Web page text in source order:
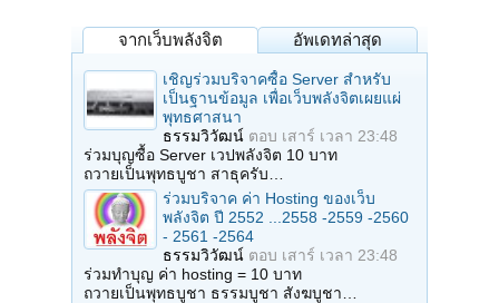
จากเว็บพลังจิต อัพเดทล่าสุด
เชิญร่วมบริจาคซื้อ Server สำหรับ
เป็นฐานข้อมูล เพื่อเว็บพลังจิตเผยแผ่
พุทธศาสนา
ธรรมวิวัฒน์ ตอบ เสาร์ เวลา 23:48
ร่วมบุญซื้อ Server เวปพลังจิต 10 บาท
ถวายเป็นพุทธบูชา สาธุครับ…
ร่วมบริจาค ค่า Hosting ของเว็บ
พลังจิต ปี 2552 ...2558 -2559 -2560
- 2561 -2564
ธรรมวิวัฒน์ ตอบ เสาร์ เวลา 23:48
ร่วมทำบุญ ค่า hosting = 10 บาท
ถวายเป็นพุทธบูชา ธรรมบูชา สังฆบูชา…